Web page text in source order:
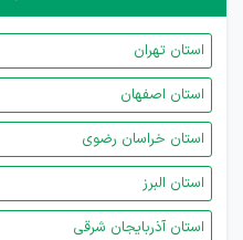
استان تهران
استان اصفهان
استان خراسان رضوی
استان البرز
استان آذربایجان شرقی